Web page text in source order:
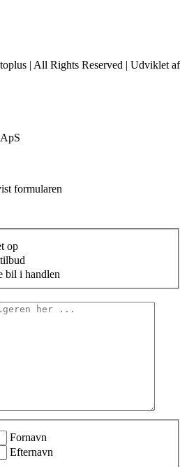
| All Rights Reserved | Udviklet af
formularen
op
bil i handlen
Fornavn
Efternavn